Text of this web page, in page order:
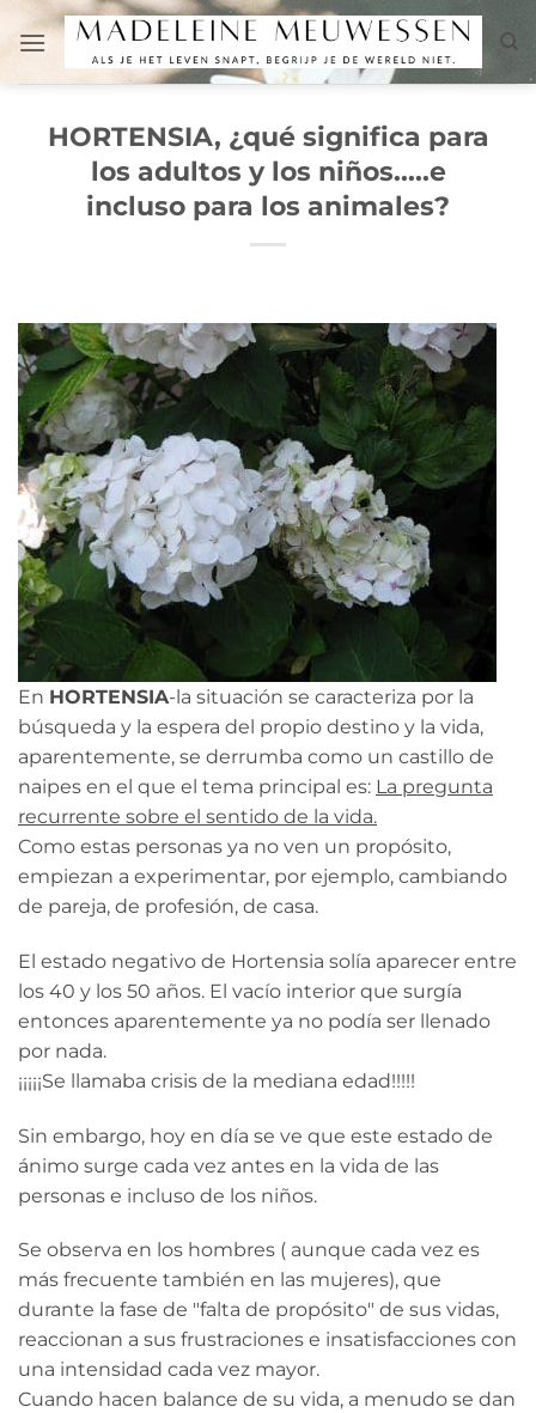
contenido
HORTENSIA, ¿qué significa para
los adultos y los niños.....e
incluso para los animales?
En HORTENSIA-la situación se caracteriza por la
búsqueda y la espera del propio destino y la vida,
aparentemente, se derrumba como un castillo de
naipes en el que el tema principal es: La pregunta
recurrente sobre el sentido de la vida.
Como estas personas ya no ven un propósito,
empiezan a experimentar, por ejemplo, cambiando
de pareja, de profesión, de casa.
El estado negativo de Hortensia solía aparecer entre
los 40 y los 50 años. El vacío interior que surgía
entonces aparentemente ya no podía ser llenado
por nada.
¡¡¡¡¡Se llamaba crisis de la mediana edad!!!!!
Sin embargo, hoy en día se ve que este estado de
ánimo surge cada vez antes en la vida de las
personas e incluso de los niños.
Se observa en los hombres ( aunque cada vez es
más frecuente también en las mujeres), que
durante la fase de "falta de propósito" de sus vidas,
reaccionan a sus frustraciones e insatisfacciones con
una intensidad cada vez mayor.
Cuando hacen balance de su vida, a menudo se dan